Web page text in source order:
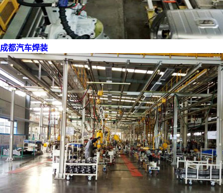
成都汽车焊装